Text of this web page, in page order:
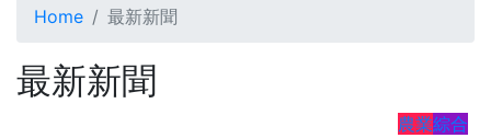
Home 最新新聞
最新新聞
農業綜合